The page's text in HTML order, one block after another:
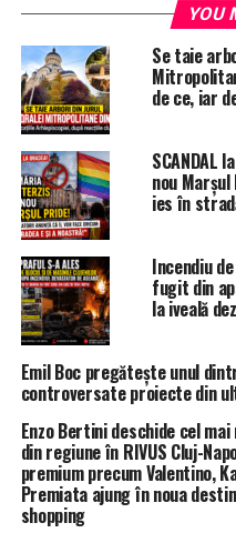
YOU
Se taie
de ce, iar
SCANDAL
nou
ies în
Incendiu
fugit din
la iveală
Emil Boc pregătește unul
controversate proiecte din
Enzo Bertini deschide cel
din regiune în RIVUS Cluj-
premium precum Valentino,
Premiata ajung în noua
shopping